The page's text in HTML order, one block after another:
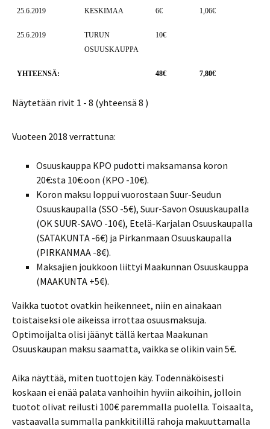
25.6.2019 KESKIMAA 6€ 1,06€
25.6.2019
TURUN
OSUUSKAUPPA
10€
YHTEENSÄ: 48€ 7,80€
Näytetään rivit 1 - 8 (yhteensä 8 )
Vuoteen 2018 verrattuna:
Osuuskauppa KPO pudotti maksamansa koron
20€:sta 10€:oon (KPO -10€).
Koron maksu loppui vuorostaan Suur-Seudun
Osuuskaupalla (SSO -5€), Suur-Savon Osuuskaupalla
(OK SUUR-SAVO -10€), Etelä-Karjalan Osuuskaupalla
(SATAKUNTA -6€) ja Pirkanmaan Osuuskaupalla
(PIRKANMAA -8€).
Maksajien joukkoon liittyi Maakunnan Osuuskauppa
(MAAKUNTA +5€).
Vaikka tuotot ovatkin heikenneet, niin en ainakaan
toistaiseksi ole aikeissa irrottaa osuusmaksuja.
Optimoijalta olisi jäänyt tällä kertaa Maakunan
Osuuskaupan maksu saamatta, vaikka se olikin vain 5€.
Aika näyttää, miten tuottojen käy. Todennäköisesti
koskaan ei enää palata vanhoihin hyviin aikoihin, jolloin
tuotot olivat reilusti 100€ paremmalla puolella. Toisaalta,
vastaavalla summalla pankkitilillä rahoja makuuttamalla